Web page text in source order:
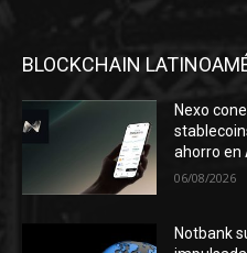
BLOCKCHAIN
Nexo
ahorro en
06/08/2026
Notbank